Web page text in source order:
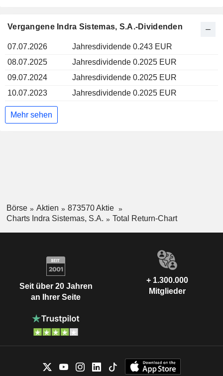
Vergangene Indra Sistemas, S.A.-Dividenden
07.07.2026
Jahresdividende 0.243 EUR
08.07.2025
Jahresdividende 0.2025 EUR
09.07.2024
Jahresdividende 0.2025 EUR
10.07.2023
Jahresdividende 0.2025 EUR
Mehr sehen
Börse Aktien
873570 Aktie
Charts Indra Sistemas, S.A.
Total Return-Chart
Seit über 20 Jahren
an Ihrer Seite
+ 1.300.000
Mitglieder